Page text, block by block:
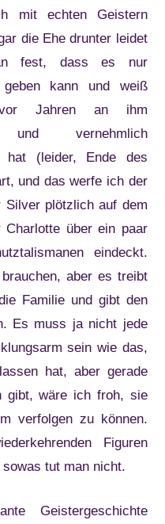
mit echten Geistern
die Ehe drunter leidet
fest, dass es nur
geben kann und weiß
Jahren an ihm
vernehmlich
hat (leider, Ende des
und das werfe ich der
Silver plötzlich auf dem
Charlotte über ein paar
eindeckt.
aber es treibt
Familie und gibt den
Es muss ja nicht jede
sein wie das,
hat, aber gerade
gibt, wäre ich froh, sie
verfolgen zu können.
Figuren
tut man nicht.
Geistergeschichte